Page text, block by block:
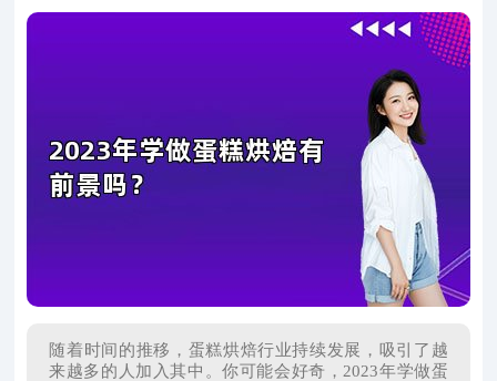
随着时间的推移，蛋糕烘焙行业持续发展，吸引了越
来越多的人加入其中。你可能会好奇，2023年学做蛋